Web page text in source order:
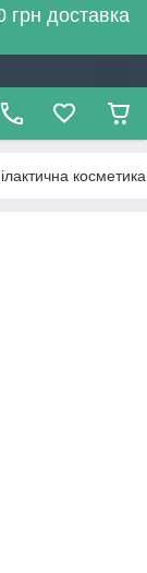
грн доставка
косметика